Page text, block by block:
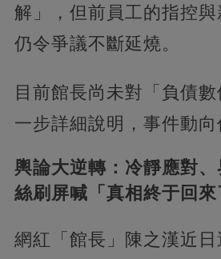
解」，但前員工的指控
仍令爭議不斷延燒。
目前館長尚未對「負債
一步詳細說明，事件動向
輿論大逆轉：冷靜應對
絲刷屏喊「真相終于回來
網紅「館長」陳之漢近